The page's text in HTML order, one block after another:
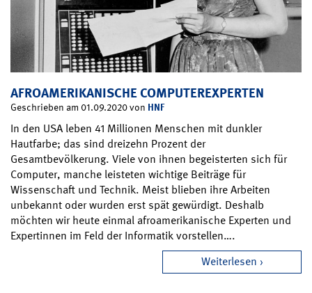
AFROAMERIKANISCHE COMPUTEREXPERTEN
Geschrieben am 01.09.2020 von HNF
In den USA leben 41 Millionen Menschen mit dunkler
Hautfarbe; das sind dreizehn Prozent der
Gesamtbevölkerung. Viele von ihnen begeisterten sich für
Computer, manche leisteten wichtige Beiträge für
Wissenschaft und Technik. Meist blieben ihre Arbeiten
unbekannt oder wurden erst spät gewürdigt. Deshalb
möchten wir heute einmal afroamerikanische Experten und
Expertinnen im Feld der Informatik vorstellen….
Weiterlesen